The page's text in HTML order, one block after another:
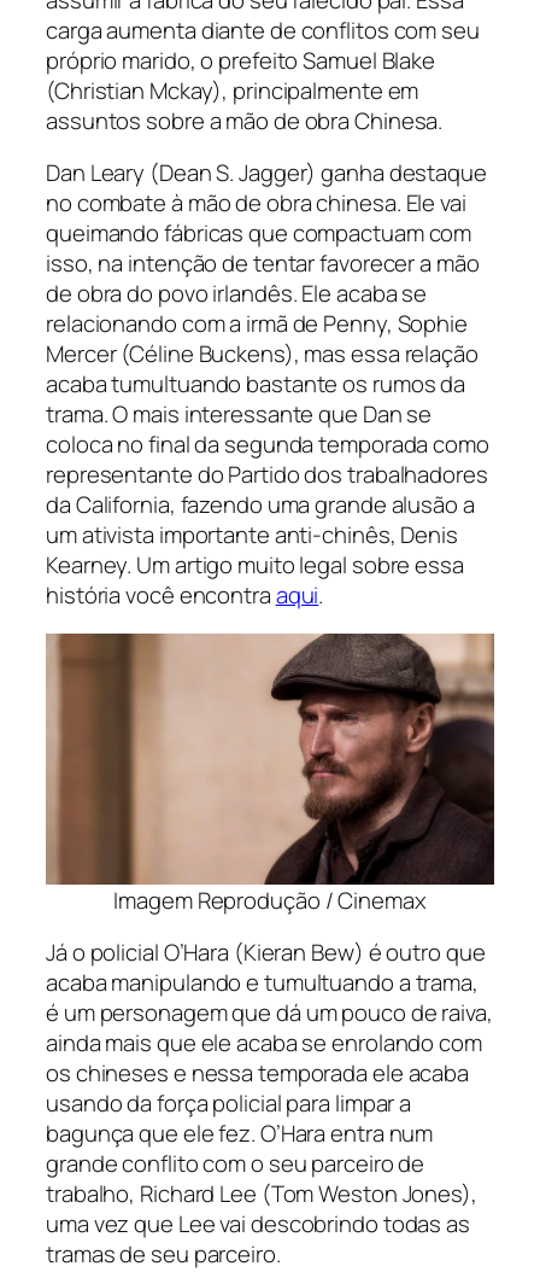
carga aumenta diante de conflitos com seu
próprio marido, o prefeito Samuel Blake
(Christian Mckay), principalmente em
assuntos sobre a mão de obra Chinesa.
Dan Leary (Dean S. Jagger) ganha destaque
no combate à mão de obra chinesa. Ele vai
queimando fábricas que compactuam com
isso, na intenção de tentar favorecer a mão
de obra do povo irlandês. Ele acaba se
relacionando com a irmã de Penny, Sophie
Mercer (Céline Buckens), mas essa relação
acaba tumultuando bastante os rumos da
trama. O mais interessante que Dan se
coloca no final da segunda temporada como
representante do Partido dos trabalhadores
da California, fazendo uma grande alusão a
um ativista importante anti-chinês, Denis
Kearney. Um artigo muito legal sobre essa
história você encontraaqui.
Imagem Reprodução / Cinemax
Já o policial O’Hara (Kieran Bew) é outro que
acaba manipulando e tumultuando a trama,
é um personagem que dá um pouco de raiva,
ainda mais que ele acaba se enrolando com
os chineses e nessa temporada ele acaba
usando da força policial para limpar a
bagunça que ele fez. O’Hara entra num
grande conflito com o seu parceiro de
trabalho, Richard Lee (Tom Weston Jones),
uma vez que Lee vai descobrindo todas as
tramas de seu parceiro.